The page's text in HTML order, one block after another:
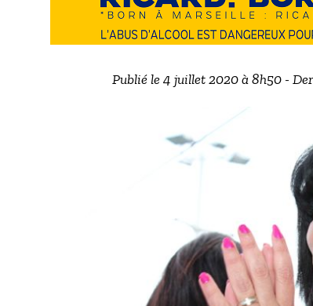
Publié le 4 juillet 2020 à 8h50 -